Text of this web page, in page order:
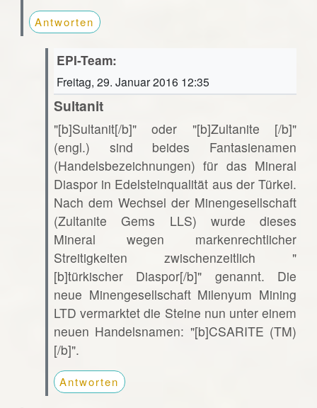
Antworten
EPI-Team:
Freitag, 29. Januar 2016 12:35
Sultanit
"[b]Sultanit[/b]" oder "[b]Zultanite [/b]"
(engl.) sind beides Fantasienamen
(Handelsbezeichnungen) für das Mineral
Diaspor in Edelsteinqualität aus der Türkei.
Nach dem Wechsel der Minengesellschaft
(Zultanite Gems LLS) wurde dieses
Mineral wegen markenrechtlicher
Streitigkeiten zwischenzeitlich "
[b]türkischer Diaspor[/b]" genannt. Die
neue Minengesellschaft Milenyum Mining
LTD vermarktet die Steine nun unter einem
neuen Handelsnamen: "[b]CSARITE (TM)
[/b]".
Antworten